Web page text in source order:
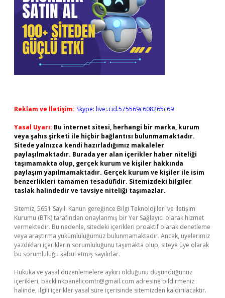
Reklam ve İletişim: Skype: live:.cid.575569c608265c69
Yasal Uyarı: Bu internet sitesi, herhangi bir marka, kurum
veya şahıs şirketi ile hiçbir bağlantısı bulunmamaktadır.
Sitede yalnızca kendi hazırladığımız makaleler
paylaşılmaktadır. Burada yer alan içerikler haber niteliği
taşımamakta olup, gerçek kurum ve kişiler hakkında
paylaşım yapılmamaktadır. Gerçek kurum ve kişiler ile isim
benzerlikleri tamamen tesadüfidir. Sitemizdeki bilgiler
taslak halindedir ve tavsiye niteliği taşımazlar.
Sitemiz, 5651 Sayılı Kanun gereğince Bilgi Teknolojileri ve İletişim
Kurumu (BTK) tarafından onaylanmış bir Yer Sağlayıcı olarak hizmet
vermektedir. Bu nedenle, sitedeki içerikleri proaktif olarak denetleme
veya araştırma yükümlülüğümüz bulunmamaktadır. Ancak, üyelerimiz
yazdıkları içeriklerin sorumluluğunu taşımakta olup, siteye üye olarak
bu sorumluluğu kabul etmiş sayılırlar.
Hukuka ve yasal düzenlemelere aykırı olduğunu düşündüğünüz
içerikleri, backlinkpanelicomtr@gmail.com adresine bildirmeniz
halinde, ilgili içerikler yasal süre içerisinde sitemizden kaldırılacaktır.